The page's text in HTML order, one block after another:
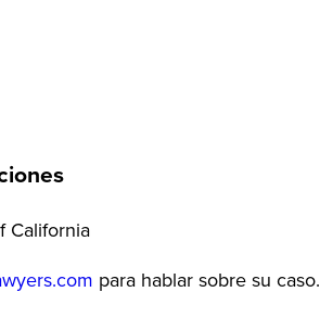
California
para hablar sobre su caso.